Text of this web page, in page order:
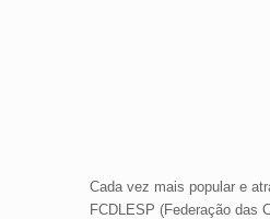
Cada vez mais popular e
FCDLESP (Federação das